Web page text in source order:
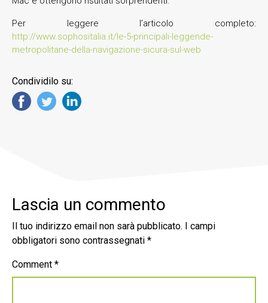
Per leggere l’articolo completo:
http://www.sophositalia.it/le-5-principali-leggende-
metropolitane-della-navigazione-sicura-sul-web
Condividilo su:
Lascia un commento
Il tuo indirizzo email non sarà pubblicato.
I campi
obbligatori sono contrassegnati *
Comment *